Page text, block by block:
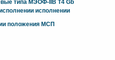
типа МЭОФ-IIB T4 Gb
исполнении
положения МСП